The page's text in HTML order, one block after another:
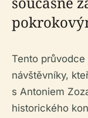
Tento
návštěvníky,
s Antoniem
historického